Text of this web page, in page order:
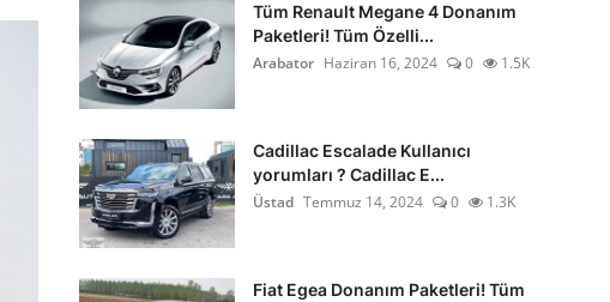
Tüm Renault Megane 4 Donanım
Paketleri! Tüm Özelli...
Arabator Haziran 16, 2024 0 1.5K
Cadillac Escalade Kullanıcı
yorumları ? Cadillac E...
Üstad Temmuz 14, 2024 0 1.3K
Fiat Egea Donanım Paketleri! Tüm